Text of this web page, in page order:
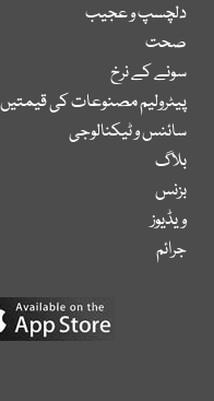
دلچسپ و عجیب
صحت
سونے کے نرخ
پیٹرولیم مصنوعات کی قیمتیں
سائنس و ٹیکنالوجی
بلاگ
بزنس
ویڈیوز
جرائم